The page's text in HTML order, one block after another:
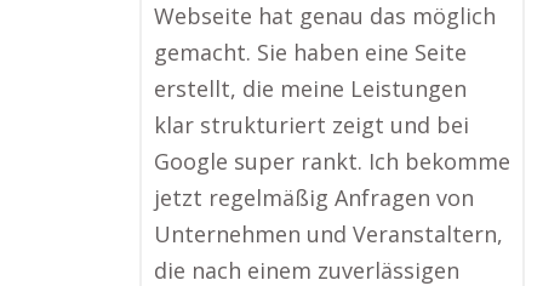
Webseite hat genau das möglich
gemacht. Sie haben eine Seite
erstellt, die meine Leistungen
klar strukturiert zeigt und bei
Google super rankt. Ich bekomme
jetzt regelmäßig Anfragen von
Unternehmen und Veranstaltern,
die nach einem zuverlässigen